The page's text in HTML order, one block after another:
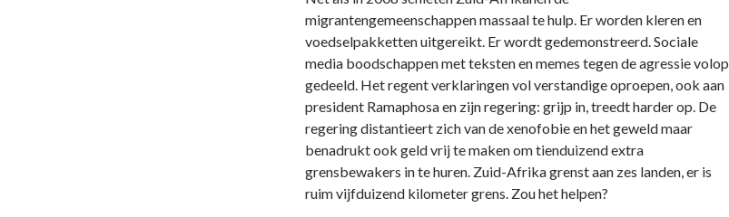
migrantengemeenschappen massaal te hulp. Er worden kleren en
voedselpakketten uitgereikt. Er wordt gedemonstreerd. Sociale
media boodschappen met teksten en memes tegen de agressie volop
gedeeld. Het regent verklaringen vol verstandige oproepen, ook aan
president Ramaphosa en zijn regering: grijp in, treedt harder op. De
regering distantieert zich van de xenofobie en het geweld maar
benadrukt ook geld vrij te maken om tienduizend extra
grensbewakers in te huren. Zuid-Afrika grenst aan zes landen, er is
ruim vijfduizend kilometer grens. Zou het helpen?